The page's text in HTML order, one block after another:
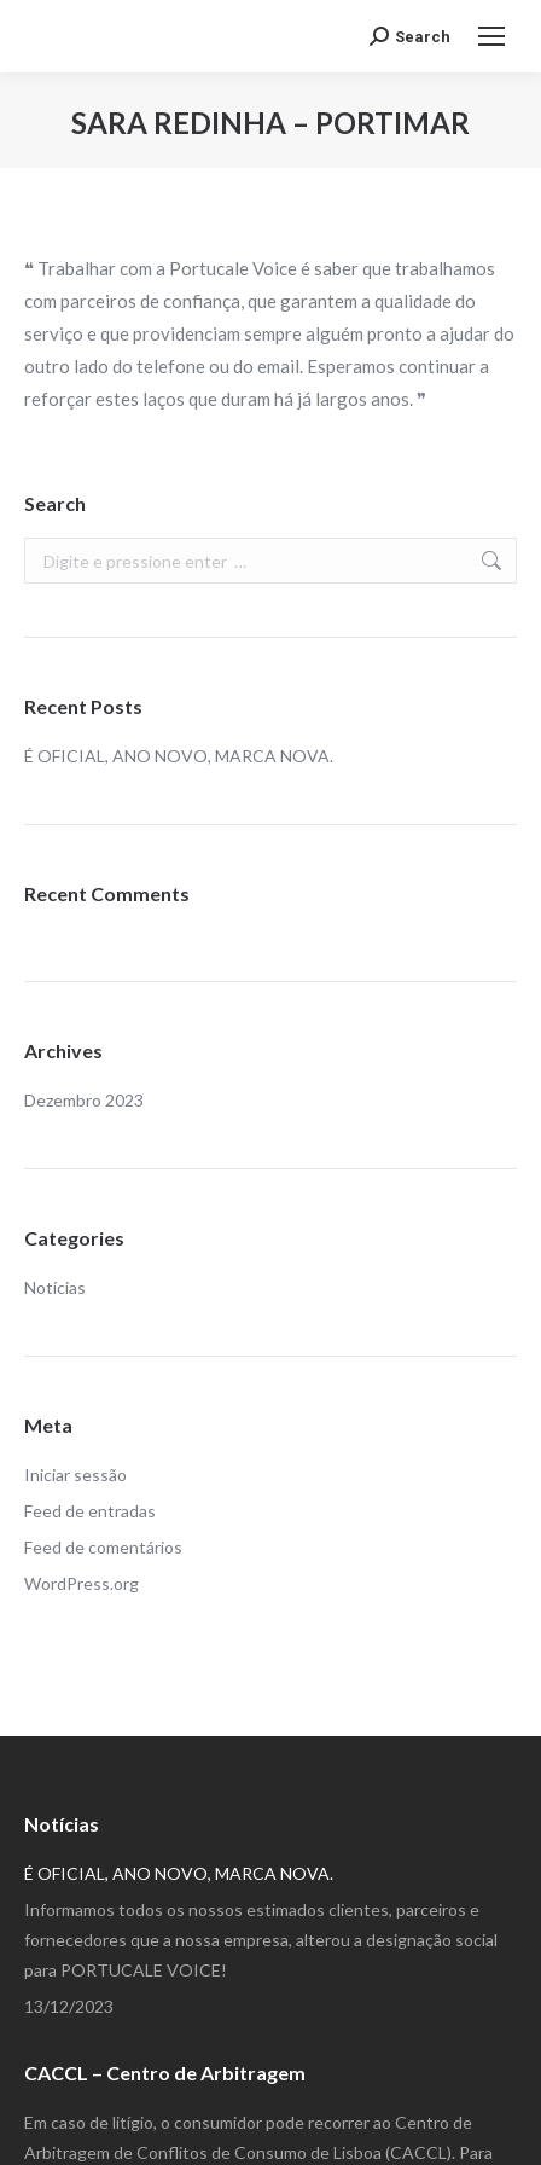
Search:
Search
SARA REDINHA – PORTIMAR
❝ Trabalhar com a Portucale Voice é saber que trabalhamos
com parceiros de confiança, que garantem a qualidade do
serviço e que providenciam sempre alguém pronto a ajudar do
outro lado do telefone ou do email. Esperamos continuar a
reforçar estes laços que duram há já largos anos. ❞
Search
Search:
Recent Posts
É OFICIAL, ANO NOVO, MARCA NOVA.
Recent Comments
Archives
Dezembro 2023
Categories
Notícias
Meta
Iniciar sessão
Feed de entradas
Feed de comentários
WordPress.org
Notícias
É OFICIAL, ANO NOVO, MARCA NOVA.
Informamos todos os nossos estimados clientes, parceiros e
fornecedores que a nossa empresa, alterou a designação social
para PORTUCALE VOICE!
13/12/2023
CACCL – Centro de Arbitragem
Em caso de litígio, o consumidor pode recorrer ao Centro de
Arbitragem de Conflitos de Consumo de Lisboa (CACCL). Para